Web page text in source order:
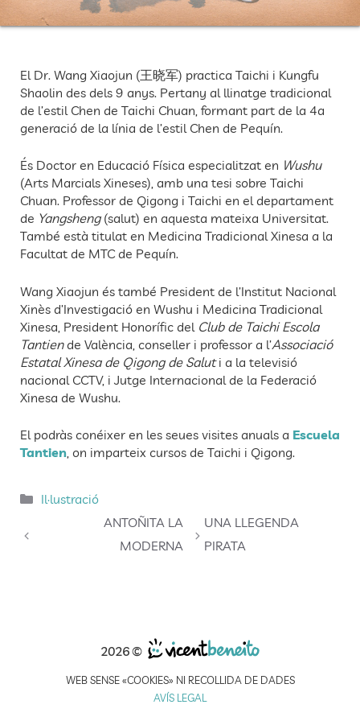
El Dr. Wang Xiaojun (王晓军) practica Taichi i Kungfu
Shaolin des dels 9 anys. Pertany al llinatge tradicional
de l’estil Chen de Taichi Chuan, formant part de la 4a
generació de la línia de l’estil Chen de Pequín.
És Doctor en Educació Física especialitzat en Wushu
(Arts Marcials Xineses), amb una tesi sobre Taichi
Chuan. Professor de Qigong i Taichi en el departament
de Yangsheng(salut) en aquesta mateixa Universitat.
També està titulat en Medicina Tradicional Xinesa a la
Facultat de MTC de Pequín.
Wang Xiaojun és també President de l’Institut Nacional
Xinès d’Investigació en Wushu i Medicina Tradicional
Xinesa, President Honorífic del Club de Taichi Escola
Tantiende València, conseller i professor a l’Associació
Estatal Xinesa de Qigong de Saluti a la televisió
nacional CCTV, i Jutge Internacional de la Federació
Xinesa de Wushu.
El podràs conéixer en les seues visites anuals a Escuela
Tantien, on imparteix cursos de Taichi i Qigong.
Categories
Il·lustració
ANTOÑITA LA
MODERNA
UNA LLEGENDA
PIRATA
2026 ©
WEB SENSE «COOKIES» NI RECOLLIDA DE DADES
AVÍS LEGAL